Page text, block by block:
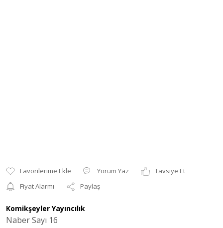
Yorum Yaz
Tavsiye Et
Fiyat Alarmı
Paylaş
Komikşeyler Yayıncılık
Naber Sayı 16